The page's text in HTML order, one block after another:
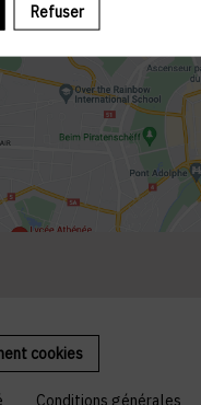
cookies
Conditions générales
Refuser